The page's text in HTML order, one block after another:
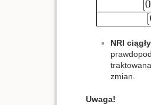
NRI ciągły
zmian.
Uwaga!